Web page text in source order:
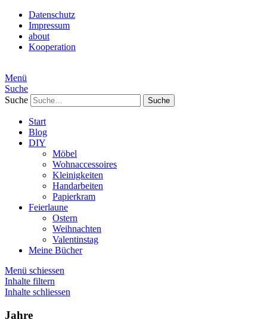
Datenschutz
Impressum
about
Kooperation
Menü
Suche
Suche
Start
Blog
DIY
Möbel
Wohnaccessoires
Kleinigkeiten
Handarbeiten
Papierkram
Feierlaune
Ostern
Weihnachten
Valentinstag
Meine Bücher
Menü schiessen
Inhalte filtern
Inhalte schliessen
Jahre